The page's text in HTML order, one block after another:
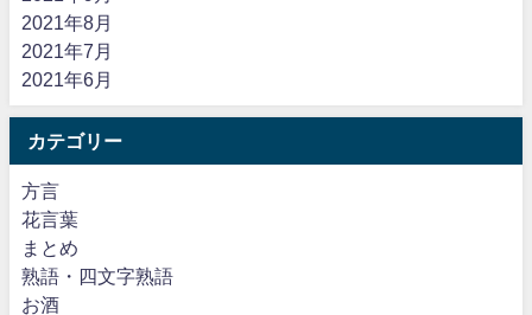
2021年8月
2021年7月
2021年6月
カテゴリー
方言
花言葉
まとめ
熟語・四文字熟語
お酒